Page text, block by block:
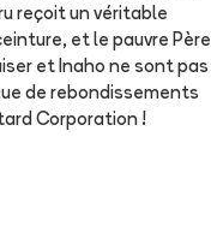
reçoit un véritable
et le pauvre Père
et Inaho ne sont pas
de rebondissements
Corporation !